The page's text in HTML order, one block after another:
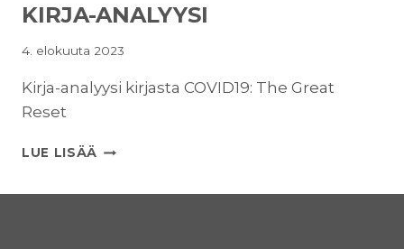
KIRJA-ANALYYSI
4. elokuuta 2023
Kirja-analyysi kirjasta COVID19: The Great
Reset
LUE LISÄÄ COVID-